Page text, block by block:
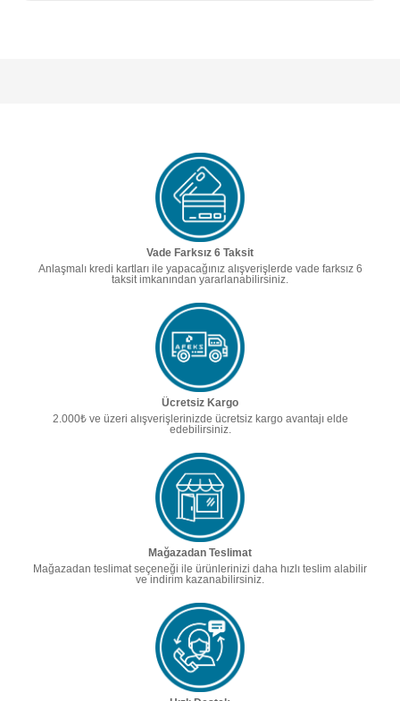
Vade Farksız 6 Taksit
Anlaşmalı kredi kartları ile yapacağınız alışverişlerde vade farksız 6
taksit imkanından yararlanabilirsiniz.
Ücretsiz Kargo
2.000₺ ve üzeri alışverişlerinizde ücretsiz kargo avantajı elde
edebilirsiniz.
Mağazadan Teslimat
Mağazadan teslimat seçeneği ile ürünlerinizi daha hızlı teslim alabilir
ve indirim kazanabilirsiniz.